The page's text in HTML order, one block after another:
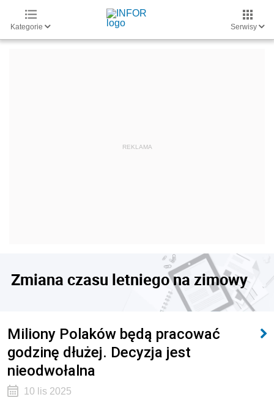
Kategorie Serwisy
Zmiana czasu letniego na zimowy
Miliony Polaków będą pracować
godzinę dłużej. Decyzja jest
nieodwołalna
10 lis 2025